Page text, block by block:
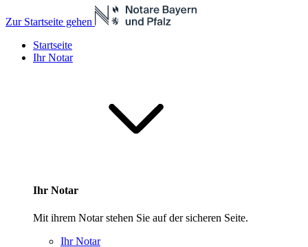
Zur Startseite gehen
Startseite
Ihr Notar
Ihr Notar
Mit ihrem Notar stehen Sie auf der sicheren Seite.
Ihr Notar